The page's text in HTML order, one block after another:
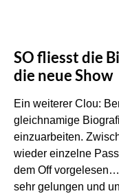
SO fliesst die
die neue Show
Ein weiterer Clou:
gleichnamige
einzuarbeiten.
wieder einzelne
dem Off
sehr gelungen und